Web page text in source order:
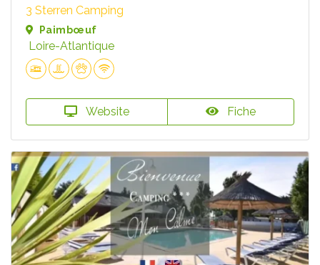
3 Sterren Camping
Paimbœuf
Loire-Atlantique
Website Fiche